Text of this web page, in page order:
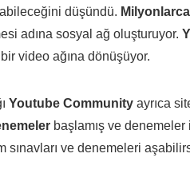
düşündü. Milyonlarca
adına sosyal ağ oluşturuyor.
video ağına dönüşüyor.
Youtube Community ayrıca
başlamış ve
sınavları ve denemeleri